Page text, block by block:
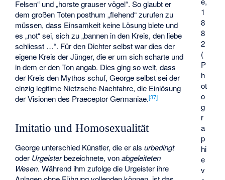
1
8
8
2
(
P
h
ot
o
g
r
a
p
hi
e
v
Felsen“ und „horste grauser vögel“. So glaubt er
dem großen Toten posthum „flehend“ zurufen zu
müssen, dass Einsamkeit keine Lösung biete und
es „not“ sei, sich zu „bannen in den Kreis, den liebe
schliesst …“. Für den Dichter selbst war dies der
eigene Kreis der Jünger, die er um sich scharte und
in dem er den Ton angab. Dies ging so weit, dass
der Kreis den Mythos schuf, George selbst sei der
einzig legitime Nietzsche-Nachfahre, die Einlösung
der Visionen des Praeceptor Germaniae.[37]
Imitatio und Homosexualität
George unterschied Künstler, die er alsurbedingt
oder Urgeisterbezeichnete, vonabgeleiteten
Wesen. Während ihm zufolge die Urgeister ihre